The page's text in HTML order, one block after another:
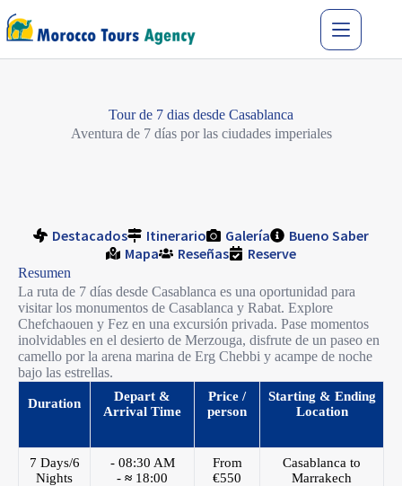
Tour de 7 dias desde Casablanca
Aventura de 7 días por las ciudades imperiales
Destacados Itinerario Galería
Bueno Saber
Mapa
Reseñas Reserve
Resumen
La ruta de 7 días desde Casablanca es una oportunidad para
visitar los monumentos de Casablanca y Rabat. Explore
Chefchaouen y Fez en una excursión privada. Pase momentos
inolvidables en el desierto de Merzouga, disfrute de un paseo en
camello por la arena marina de Erg Chebbi y acampe de noche
bajo las estrellas.
Duration
Depart &
Arrival Time
Price /
person
Starting & Ending
Location
7 Days/6
Nights
- 08:30 AM
- ≈ 18:00
From
€550
Casablanca to
Marrakech